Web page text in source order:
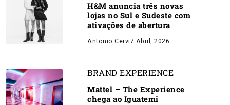
H&M anuncia três novas
lojas no Sul e Sudeste com
ativações de abertura
Antonio Cervi7 Abril, 2026
BRAND EXPERIENCE
Mattel – The Experience
chega ao Iguatemi